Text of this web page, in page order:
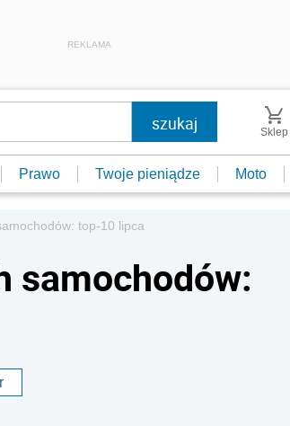
REKLAMA
Sklep
Prawo Twoje pieniądze Moto
top-10 lipca
samochodów: